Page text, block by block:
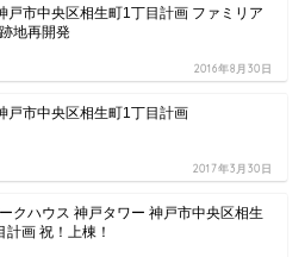
戸市中央区相生町1丁目計画 ファミリア
地再開発
2016年8月30日
戸市中央区相生町1丁目計画
2017年3月30日
クハウス 神戸タワー 神戸市中央区相生
計画 祝！上棟！